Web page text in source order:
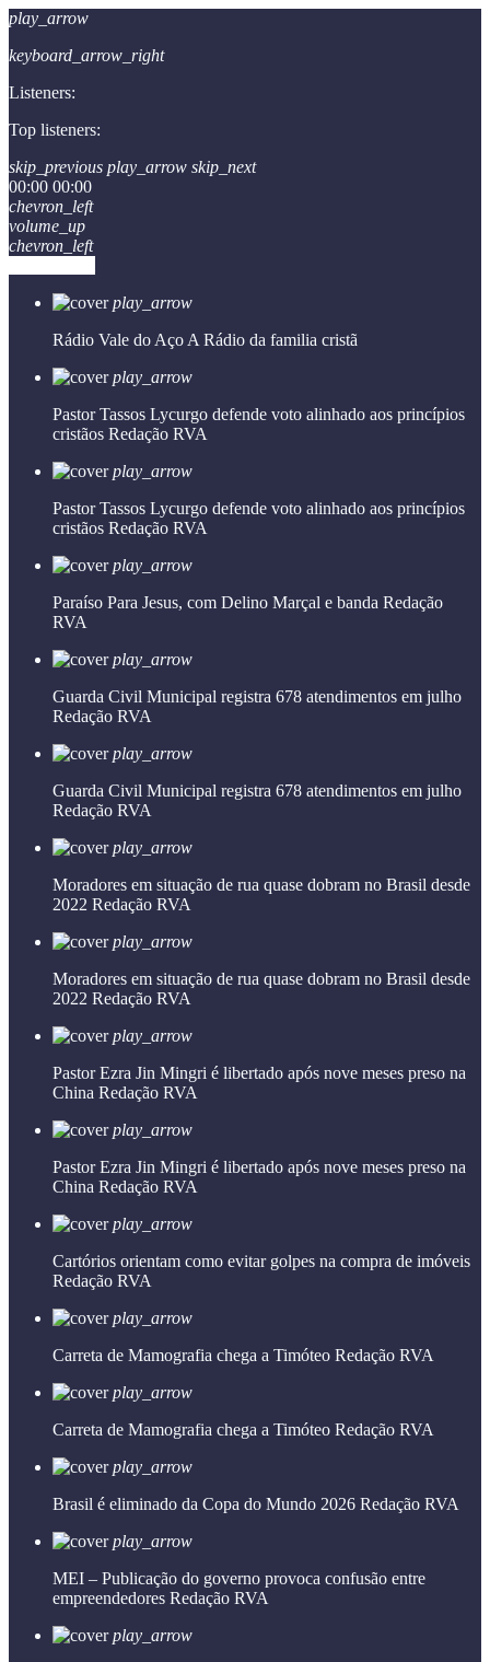
play_arrow
keyboard_arrow_right
Listeners:
Top listeners:
skip_previous play_arrow skip_next
00:00 00:00
chevron_left
volume_up
chevron_left
play_arrow
Rádio Vale do Aço A Rádio da familia cristã
play_arrow
Pastor Tassos Lycurgo defende voto alinhado aos princípios
cristãos Redação RVA
play_arrow
Pastor Tassos Lycurgo defende voto alinhado aos princípios
cristãos Redação RVA
play_arrow
Paraíso Para Jesus, com Delino Marçal e banda Redação
RVA
play_arrow
Guarda Civil Municipal registra 678 atendimentos em julho
Redação RVA
play_arrow
Guarda Civil Municipal registra 678 atendimentos em julho
Redação RVA
play_arrow
Moradores em situação de rua quase dobram no Brasil desde
2022 Redação RVA
play_arrow
Moradores em situação de rua quase dobram no Brasil desde
2022 Redação RVA
play_arrow
Pastor Ezra Jin Mingri é libertado após nove meses preso na
China Redação RVA
play_arrow
Pastor Ezra Jin Mingri é libertado após nove meses preso na
China Redação RVA
play_arrow
Cartórios orientam como evitar golpes na compra de imóveis
Redação RVA
play_arrow
Carreta de Mamografia chega a Timóteo Redação RVA
play_arrow
Carreta de Mamografia chega a Timóteo Redação RVA
play_arrow
Brasil é eliminado da Copa do Mundo 2026 Redação RVA
play_arrow
MEI – Publicação do governo provoca confusão entre
empreendedores Redação RVA
play_arrow